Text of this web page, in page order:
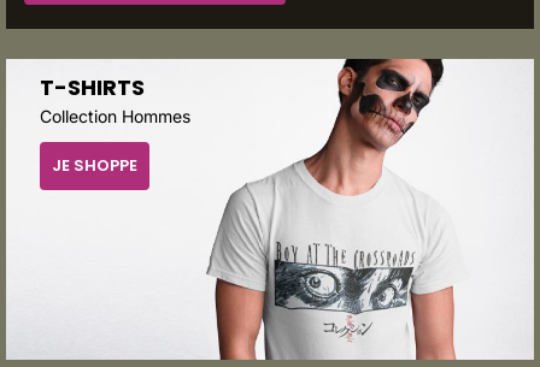
T-SHIRTS
Collection Hommes
JE SHOPPE